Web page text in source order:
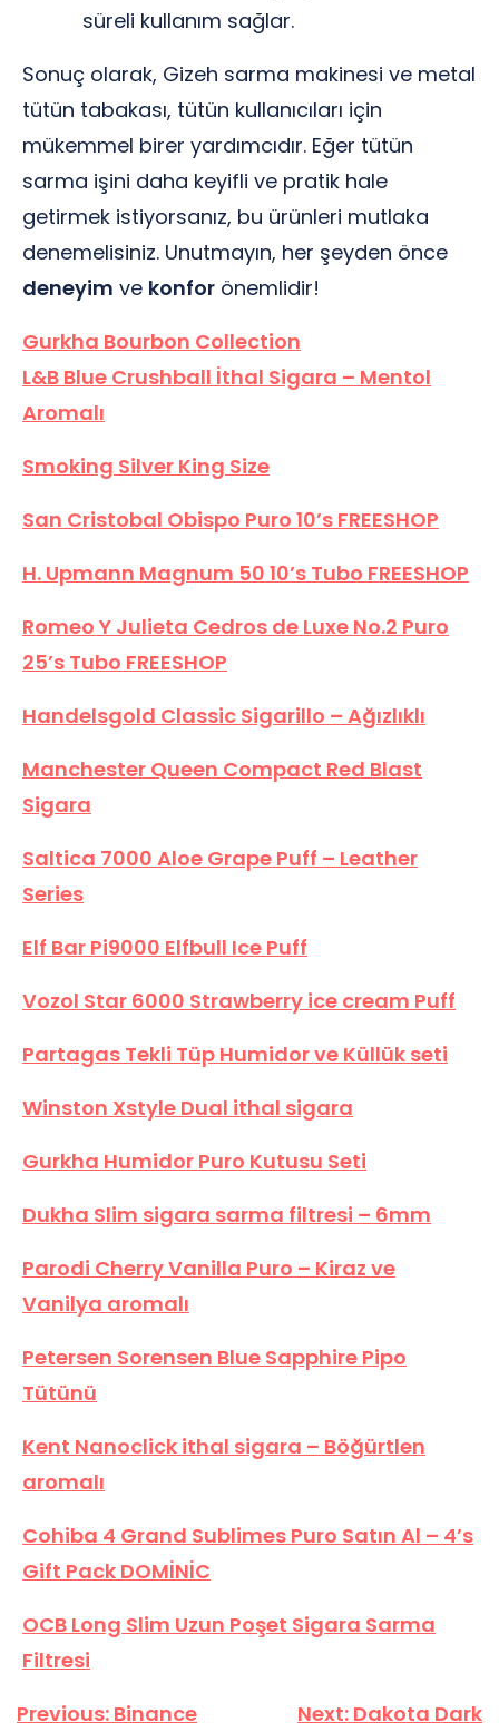
süreli kullanım sağlar.
Sonuç olarak, Gizeh sarma makinesi ve metal
tütün tabakası, tütün kullanıcıları için
mükemmel birer yardımcıdır. Eğer tütün
sarma işini daha keyifli ve pratik hale
getirmek istiyorsanız, bu ürünleri mutlaka
denemelisiniz. Unutmayın, her şeyden önce
deneyim ve konfor önemlidir!
Gurkha Bourbon Collection
L&B Blue Crushball İthal Sigara – Mentol
Aromalı
Smoking Silver King Size
San Cristobal Obispo Puro 10’s FREESHOP
H. Upmann Magnum 50 10’s Tubo FREESHOP
Romeo Y Julieta Cedros de Luxe No.2 Puro
25’s Tubo FREESHOP
Handelsgold Classic Sigarillo – Ağızlıklı
Manchester Queen Compact Red Blast
Sigara
Saltica 7000 Aloe Grape Puff – Leather
Series
Elf Bar Pi9000 Elfbull Ice Puff
Vozol Star 6000 Strawberry ice cream Puff
Partagas Tekli Tüp Humidor ve Küllük seti
Winston Xstyle Dual ithal sigara
Gurkha Humidor Puro Kutusu Seti
Dukha Slim sigara sarma filtresi – 6mm
Parodi Cherry Vanilla Puro – Kiraz ve
Vanilya aromalı
Petersen Sorensen Blue Sapphire Pipo
Tütünü
Kent Nanoclick ithal sigara – Böğürtlen
aromalı
Cohiba 4 Grand Sublimes Puro Satın Al – 4’s
Gift Pack DOMİNİC
OCB Long Slim Uzun Poşet Sigara Sarma
Filtresi
Yazı
Previous: Binance Next: Dakota Dark